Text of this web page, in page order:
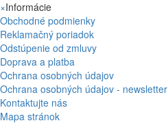
×Informácie
Obchodné podmienky
Reklamačný poriadok
Odstúpenie od zmluvy
Doprava a platba
Ochrana osobných údajov
Ochrana osobných údajov - newsletter
Kontaktujte nás
Mapa stránok